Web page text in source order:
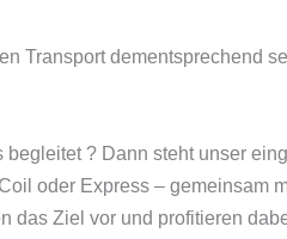
Transport dementsprechend
? Dann steht unser
oder Express – gemeinsam
das Ziel vor und profitieren